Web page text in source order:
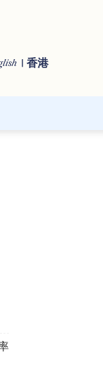
| 香港